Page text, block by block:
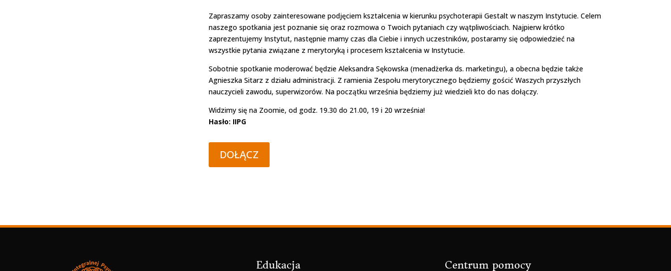
Zapraszamy osoby zainteresowane podjęciem kształcenia w kierunku psychoterapii Gestalt w naszym Instytucie. Celem
naszego spotkania jest poznanie się oraz rozmowa o Twoich pytaniach czy wątpliwościach. Najpierw krótko
zaprezentujemy Instytut, następnie mamy czas dla Ciebie i innych uczestników, postaramy się odpowiedzieć na
wszystkie pytania związane z merytoryką i procesem kształcenia w Instytucie.
Sobotnie spotkanie moderować będzie Aleksandra Sękowska (menadżerka ds. marketingu), a obecna będzie także
Agnieszka Sitarz z działu administracji. Z ramienia Zespołu merytorycznego będziemy gościć Waszych przyszłych
nauczycieli zawodu, superwizorów. Na początku września będziemy już wiedzieli kto do nas dołączy.
Widzimy się na Zoomie, od godz. 19.30 do 21.00, 19 i 20 września!
Hasło: IIPG
DOŁĄCZ
Edukacja Centrum pomocy